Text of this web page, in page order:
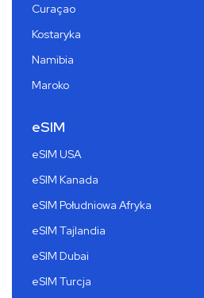
Curaçao
Kostaryka
Namibia
Maroko
eSIM
eSIM USA
eSIM Kanada
eSIM Południowa Afryka
eSIM Tajlandia
eSIM Dubai
eSIM Turcja